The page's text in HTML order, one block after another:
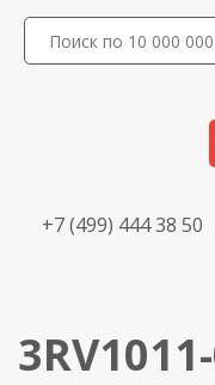
+7 (499) 444 38 50